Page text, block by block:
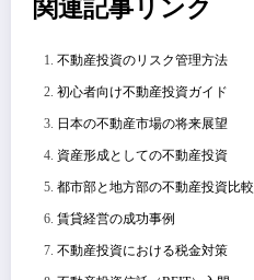
関連記事リンク
不動産投資のリスク管理方法
初心者向け不動産投資ガイド
日本の不動産市場の将来展望
資産形成としての不動産投資
都市部と地方部の不動産投資比較
賃貸経営の成功事例
不動産投資における税金対策